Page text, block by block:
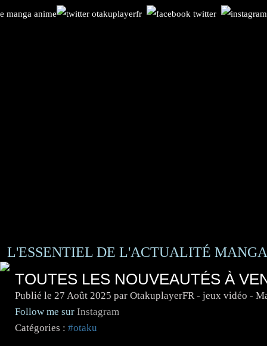
L'ESSENTIEL DE L'ACTUALITÉ
TOUTES LES NOUVEAUTÉS À
Publié le 27 Août 2025 par OtakuplayerFR - jeux vidéo -
Follow me sur Instagram
Catégories : #otaku